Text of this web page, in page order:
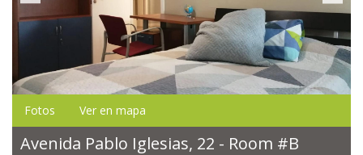
Fotos Ver en mapa
Avenida Pablo Iglesias, 22 - Room #B